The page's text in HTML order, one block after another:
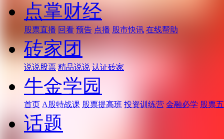
点掌财经
股票直播 回看 预告 点播 股市快讯 在线帮助
砖家团
说说股票 精品说说 认证砖家
牛金学园
首页 A股特战课 股票提高班 投资训练营 金融必学 股票
话题